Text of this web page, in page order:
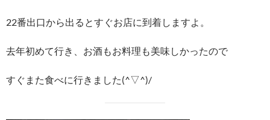
22番出口から出るとすぐお店に到着しますよ。
去年初めて行き、お酒もお料理も美味しかったので
すぐまた食べに行きました(^▽^)/